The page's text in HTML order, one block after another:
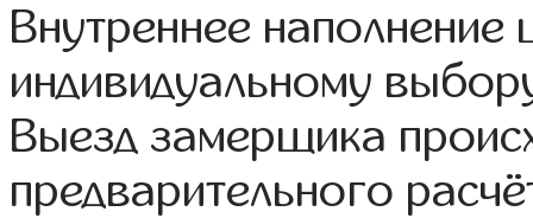
Внутреннее
индивидуальному
Выезд замерщика
предварительного